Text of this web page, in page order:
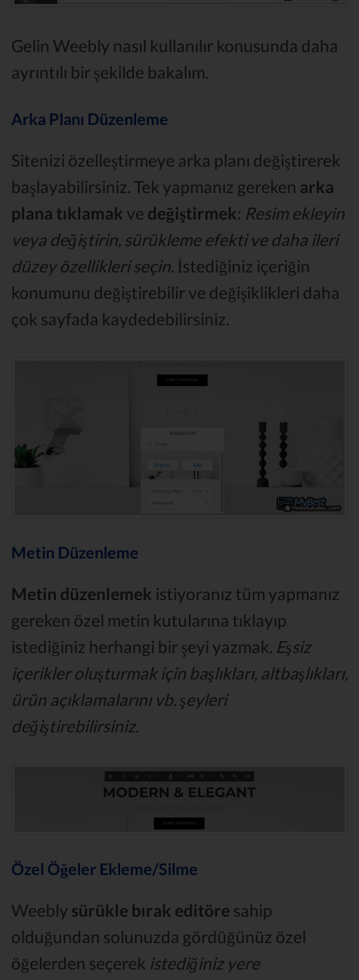
Gelin Weebly nasıl kullanılır konusunda daha
ayrıntılı bir şekilde bakalım.
Arka Planı Düzenleme
Sitenizi özelleştirmeye arka planı değiştirerek
başlayabilirsiniz. Tek yapmanız gereken arka
plana tıklamak ve değiştirmek: Resim ekleyin
veya değiştirin, sürükleme efekti ve daha ileri
düzey özellikleri seçin. İstediğiniz içeriğin
konumunu değiştirebilir ve değişiklikleri daha
çok sayfada kaydedebilirsiniz.
Metin Düzenleme
Metin düzenlemek istiyoranız tüm yapmanız
gereken özel metin kutularına tıklayıp
istediğiniz herhangi bir şeyi yazmak. Eşsiz
içerikler oluşturmak için başlıkları, altbaşlıkları,
ürün açıklamalarını vb. şeyleri
değiştirebilirsiniz.
Özel Öğeler Ekleme/Silme
Weebly sürükle bırak editöre sahip
olduğundan solunuzda gördüğünüz özel
öğelerden seçerek istediğiniz yere